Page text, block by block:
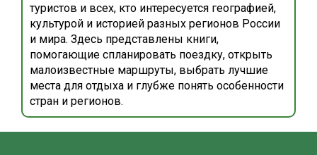
туристов и всех, кто интересуется географией,
культурой и историей разных регионов России
и мира. Здесь представлены книги,
помогающие спланировать поездку, открыть
малоизвестные маршруты, выбрать лучшие
места для отдыха и глубже понять особенности
стран и регионов.